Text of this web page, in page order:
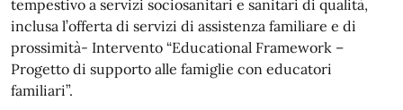
tempestivo a servizi sociosanitari e sanitari di qualità,
inclusa l’offerta di servizi di assistenza familiare e di
prossimità- Intervento “Educational Framework –
Progetto di supporto alle famiglie con educatori
familiari”.